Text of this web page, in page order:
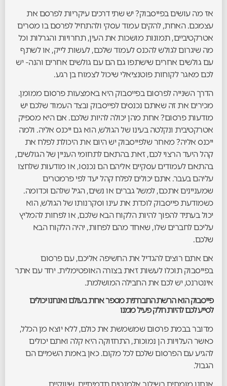
אז מה עושים בפייסבוק? יש שתי דרכים עיקריות לפרסם את
עצמכם. האחת, להקים עמוד עסקי ולהתחיל לפרסם בו מסרים
אטרקטיביים, תמונות מושכות את העין, תחרויות והגרלות וכל
מה שיגרום לגולש להכנס לעמוד שלכם, לעשות לייק, או לשתף
עם גולשים אחרים שישתפו גם הם עם גולשים אחרים והנה- יש
לכם מאגר לקוחות פוטנציאלי שיכול לצמוח בן רגע.
הדרך השנייה לפרסום בפייסבוק היא באמצעות פרסום ממומן.
מכירים את זה שאתם נכנסים לפייסבוק ובצד העמוד שלכם יש
מודעות פרסום? אחת מהן יכולה להיות שלכם. אם היא מספיק
אטרקטיבית ונקלטה בעינו של הגולש, הוא גם ייכנס אליה. ולמה
ייכנס אליה? מאחר שלפייסבוק יש היום את היכולת לפלח את
קהל היעד הרצוי לכם, זאת בהתאם לתחומי העניין של הגולשים,
בהתאם לעמודים עסקיים אליהם הם נכנסו, או מודעות שלחצו
עליהם בעבר. אתם יכולים לפלח קהל יעד לפי פרמטרים
שמעניינים אתכם, למשל גברים או נשים, הגיל שלהם וכדומה.
כשמודעת פייסבוק לוכדת את עינו וסקרנותו של הגולש, הוא
יכול בעתיד להפוך להיות הלקוח הבא שלכם, או לפחות להמליץ
עליכם לחברים שלו, שאחד מהם לפחות, יהיה הלקוח הבא
שלכם.
אם אתם רוצים להגדיל את החשיפה אליכם, עם פרסום
בפייסבוק תוכלו לעשות זאת בצורה האופטימלית. יחד עם אתר
אינטרנט, יש לכם את החבילה המושלמת.
פייסבוק הוא הרשת החברתית מספר אחת בעולם ואנחנו יכולים
לסייע לכם להיות חלק פעיל ממנו
מדובר בבמת פרסום שמשמשת את כולם, ללא יוצא מן הכלל,
כאשר העלויות הן נמוכות, התחזוקה היא קלה ואתם יכולים
להגיע עם הפרסום שלכם לכל מקום. כאן באמת השמיים הם
הגבול.